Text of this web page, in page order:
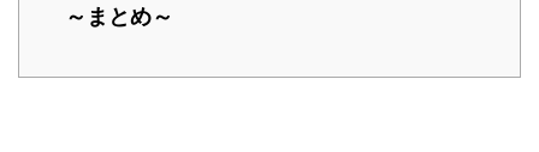
～まとめ～